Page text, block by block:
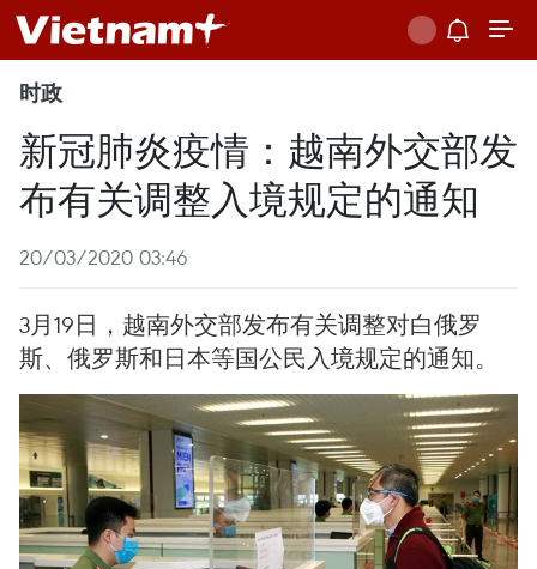
时政
新冠肺炎疫情：越南外交部发
布有关调整入境规定的通知
20/03/2020 03:46
3月19日，越南外交部发布有关调整对白俄罗
斯、俄罗斯和日本等国公民入境规定的通知。